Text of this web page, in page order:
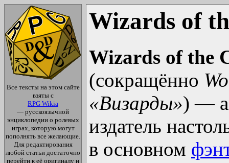
Все тексты на этом сайте
взяты с
RPG Wikia
— русскоязычной
энциклопедии о ролевых
играх, которую могут
пополнять все желающие.
Для редактирования
любой статьи достаточно
перейти к её оригиналу и
Wizards of
Wizards of the
(сокращённо
«Визарды») —
издатель
в основном